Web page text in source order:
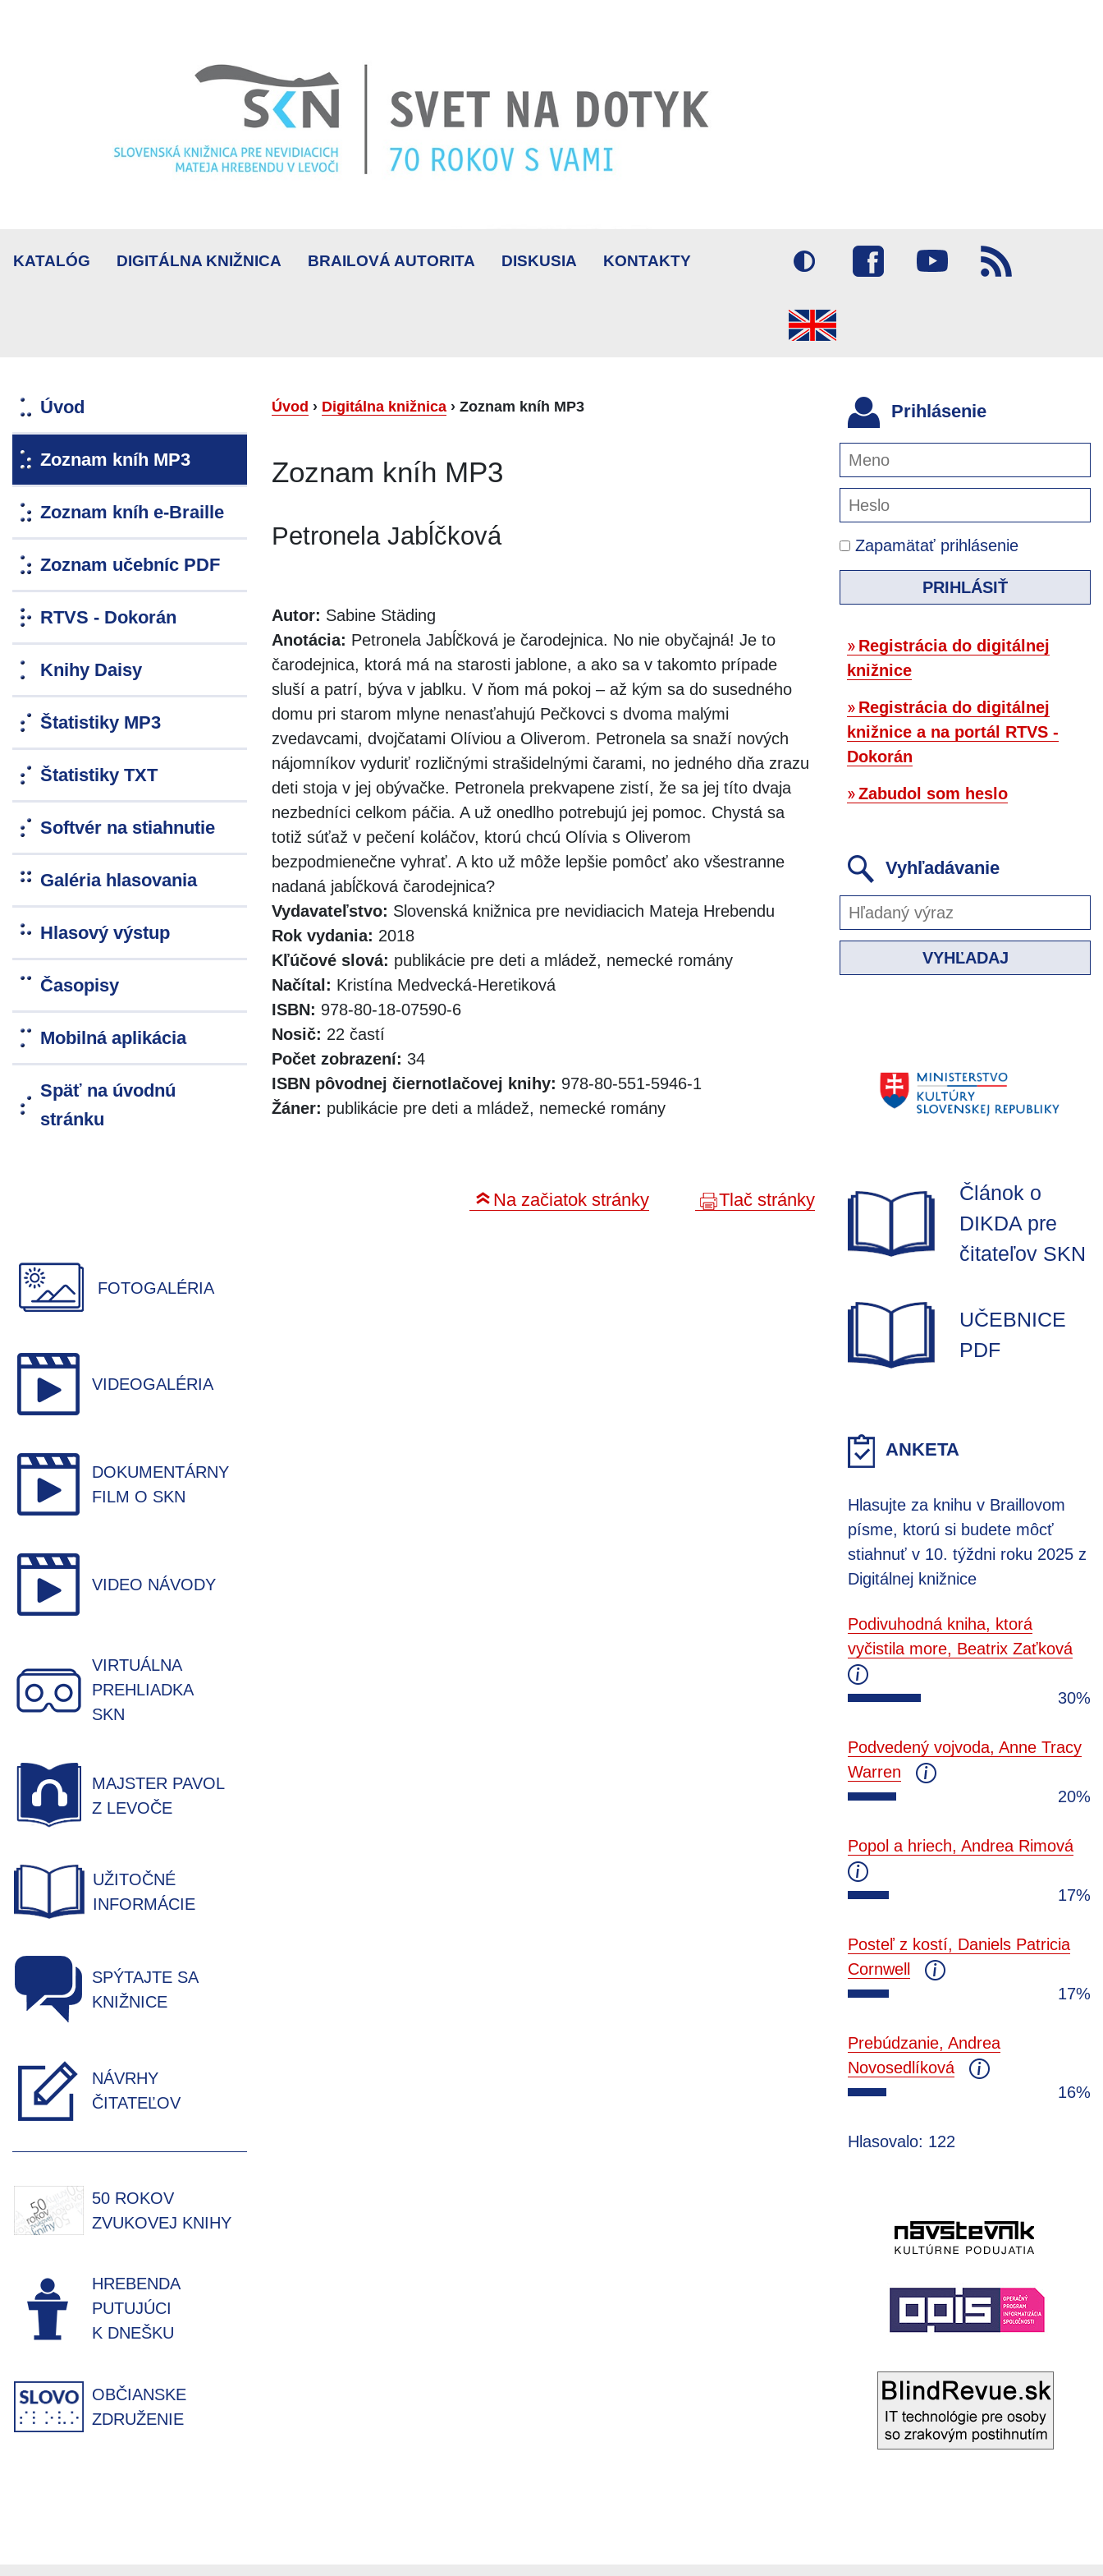
KATALÓG DIGITÁLNA KNIŽNICA BRAILOVÁ AUTORITA DISKUSIA KONTAKTY
Úvod
Zoznam kníh MP3
Zoznam kníh e-Braille
Zoznam učebníc PDF
RTVS - Dokorán
Knihy Daisy
Štatistiky MP3
Štatistiky TXT
Softvér na stiahnutie
Galéria hlasovania
Hlasový výstup
Časopisy
Mobilná aplikácia
Späť na úvodnú
stránku
FOTOGALÉRIA
VIDEOGALÉRIA
DOKUMENTÁRNY
FILM O SKN
VIDEO NÁVODY
VIRTUÁLNA
PREHLIADKA
SKN
MAJSTER PAVOL
Z LEVOČE
UŽITOČNÉ
INFORMÁCIE
SPÝTAJTE SA
KNIŽNICE
NÁVRHY
ČITATEĽOV
50 ROKOV
ZVUKOVEJ KNIHY
HREBENDA
PUTUJÚCI
K DNEŠKU
OBČIANSKE
ZDRUŽENIE
Úvod › Digitálna knižnica › Zoznam kníh MP3
Zoznam kníh MP3
Petronela Jabĺčková
Autor: Sabine Städing
Anotácia: Petronela Jabĺčková je čarodejnica. No nie obyčajná! Je to
čarodejnica, ktorá má na starosti jablone, a ako sa v takomto prípade
sluší a patrí, býva v jablku. V ňom má pokoj – až kým sa do susedného
domu pri starom mlyne nenasťahujú Pečkovci s dvoma malými
zvedavcami, dvojčatami Olíviou a Oliverom. Petronela sa snaží nových
nájomníkov vyduriť rozličnými strašidelnými čarami, no jedného dňa zrazu
deti stoja v jej obývačke. Petronela prekvapene zistí, že sa jej títo dvaja
nezbedníci celkom páčia. A už onedlho potrebujú jej pomoc. Chystá sa
totiž súťaž v pečení koláčov, ktorú chcú Olívia s Oliverom
bezpodmienečne vyhrať. A kto už môže lepšie pomôcť ako všestranne
nadaná jabĺčková čarodejnica?
Vydavateľstvo: Slovenská knižnica pre nevidiacich Mateja Hrebendu
Rok vydania: 2018
Kľúčové slová: publikácie pre deti a mládež, nemecké romány
Načítal: Kristína Medvecká-Heretiková
ISBN: 978-80-18-07590-6
Nosič: 22 častí
Počet zobrazení: 34
ISBN pôvodnej čiernotlačovej knihy: 978-80-551-5946-1
Žáner: publikácie pre deti a mládež, nemecké romány
Na začiatok stránky Tlač stránky
Prihlásenie
Zapamätať prihlásenie
PRIHLÁSIŤ
Registrácia do digitálnej
knižnice
Registrácia do digitálnej
knižnice a na portál RTVS -
Dokorán
Zabudol som heslo
Vyhľadávanie
VYHĽADAJ
Článok o
DIKDA pre
čitateľov SKN
UČEBNICE
PDF
ANKETA
Hlasujte za knihu v Braillovom
písme, ktorú si budete môcť
stiahnuť v 10. týždni roku 2025 z
Digitálnej knižnice
Podivuhodná kniha, ktorá
vyčistila more, Beatrix Zaťková
30%
Podvedený vojvoda, Anne Tracy
Warren
20%
Popol a hriech, Andrea Rimová
17%
Posteľ z kostí, Daniels Patricia
Cornwell
17%
Prebúdzanie, Andrea
Novosedlíková
16%
Hlasovalo: 122